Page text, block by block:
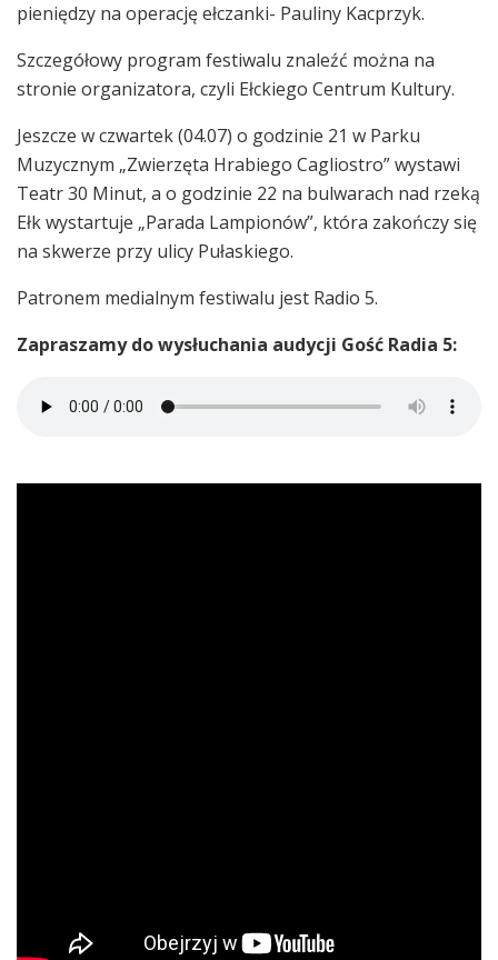
pieniędzy na operację ełczanki- Pauliny Kacprzyk.
Szczegółowy program festiwalu znaleźć można na
stronie organizatora, czyli Ełckiego Centrum Kultury.
Jeszcze w czwartek (04.07) o godzinie 21 w Parku
Muzycznym „Zwierzęta Hrabiego Cagliostro” wystawi
Teatr 30 Minut, a o godzinie 22 na bulwarach nad rzeką
Ełk wystartuje „Parada Lampionów”, która zakończy się
na skwerze przy ulicy Pułaskiego.
Patronem medialnym festiwalu jest Radio 5.
Zapraszamy do wysłuchania audycji Gość Radia 5: